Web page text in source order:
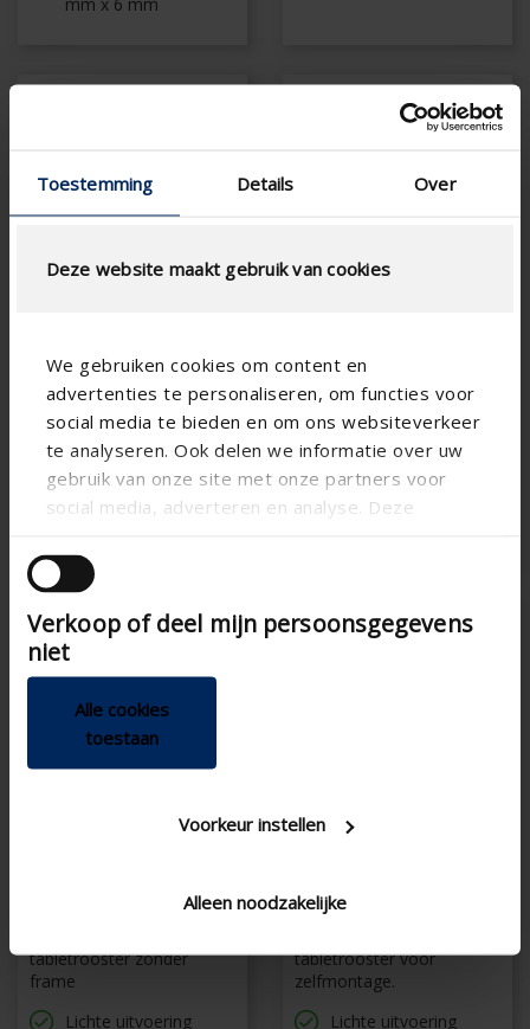
Toestemming Details Over
Deze website maakt gebruik van cookies
We gebruiken cookies om content en
advertenties te personaliseren, om functies voor
social media te bieden en om ons websiteverkeer
te analyseren. Ook delen we informatie over uw
gebruik van onze site met onze partners voor
social media, adverteren en analyse. Deze
andere informatie die u aan ze heeft verstrekt of
die ze hebben verzameld op basis van uw gebruik
van hun services.
Verkoop of deel mijn persoonsgegevens
niet
Alle cookies
toestaan
Voorkeur instellen
Alleen noodzakelijke
392/1
Tabletrooster met L-
frame met aanslag
Lichte uitvoering
Onzichtbare
392/2
Tabletrooster met Z-
frame met aanslag
Lichte uitvoering
Onzichtbare
tabletrooster zonder
frame
Lichte uitvoering
394/2
tabletrooster voor
zelfmontage.
Lichte uitvoering